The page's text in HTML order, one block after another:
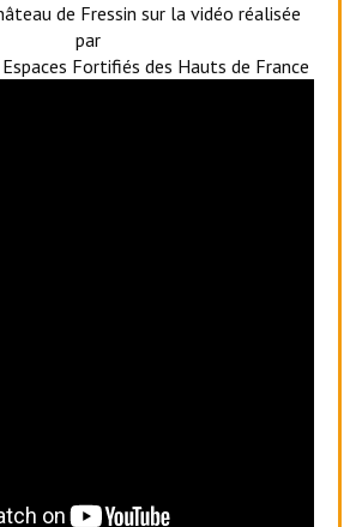
sapeurs-pompiers volontaires
de Fressin sur la vidéo réalisée
par
Fortifiés des Hauts de France